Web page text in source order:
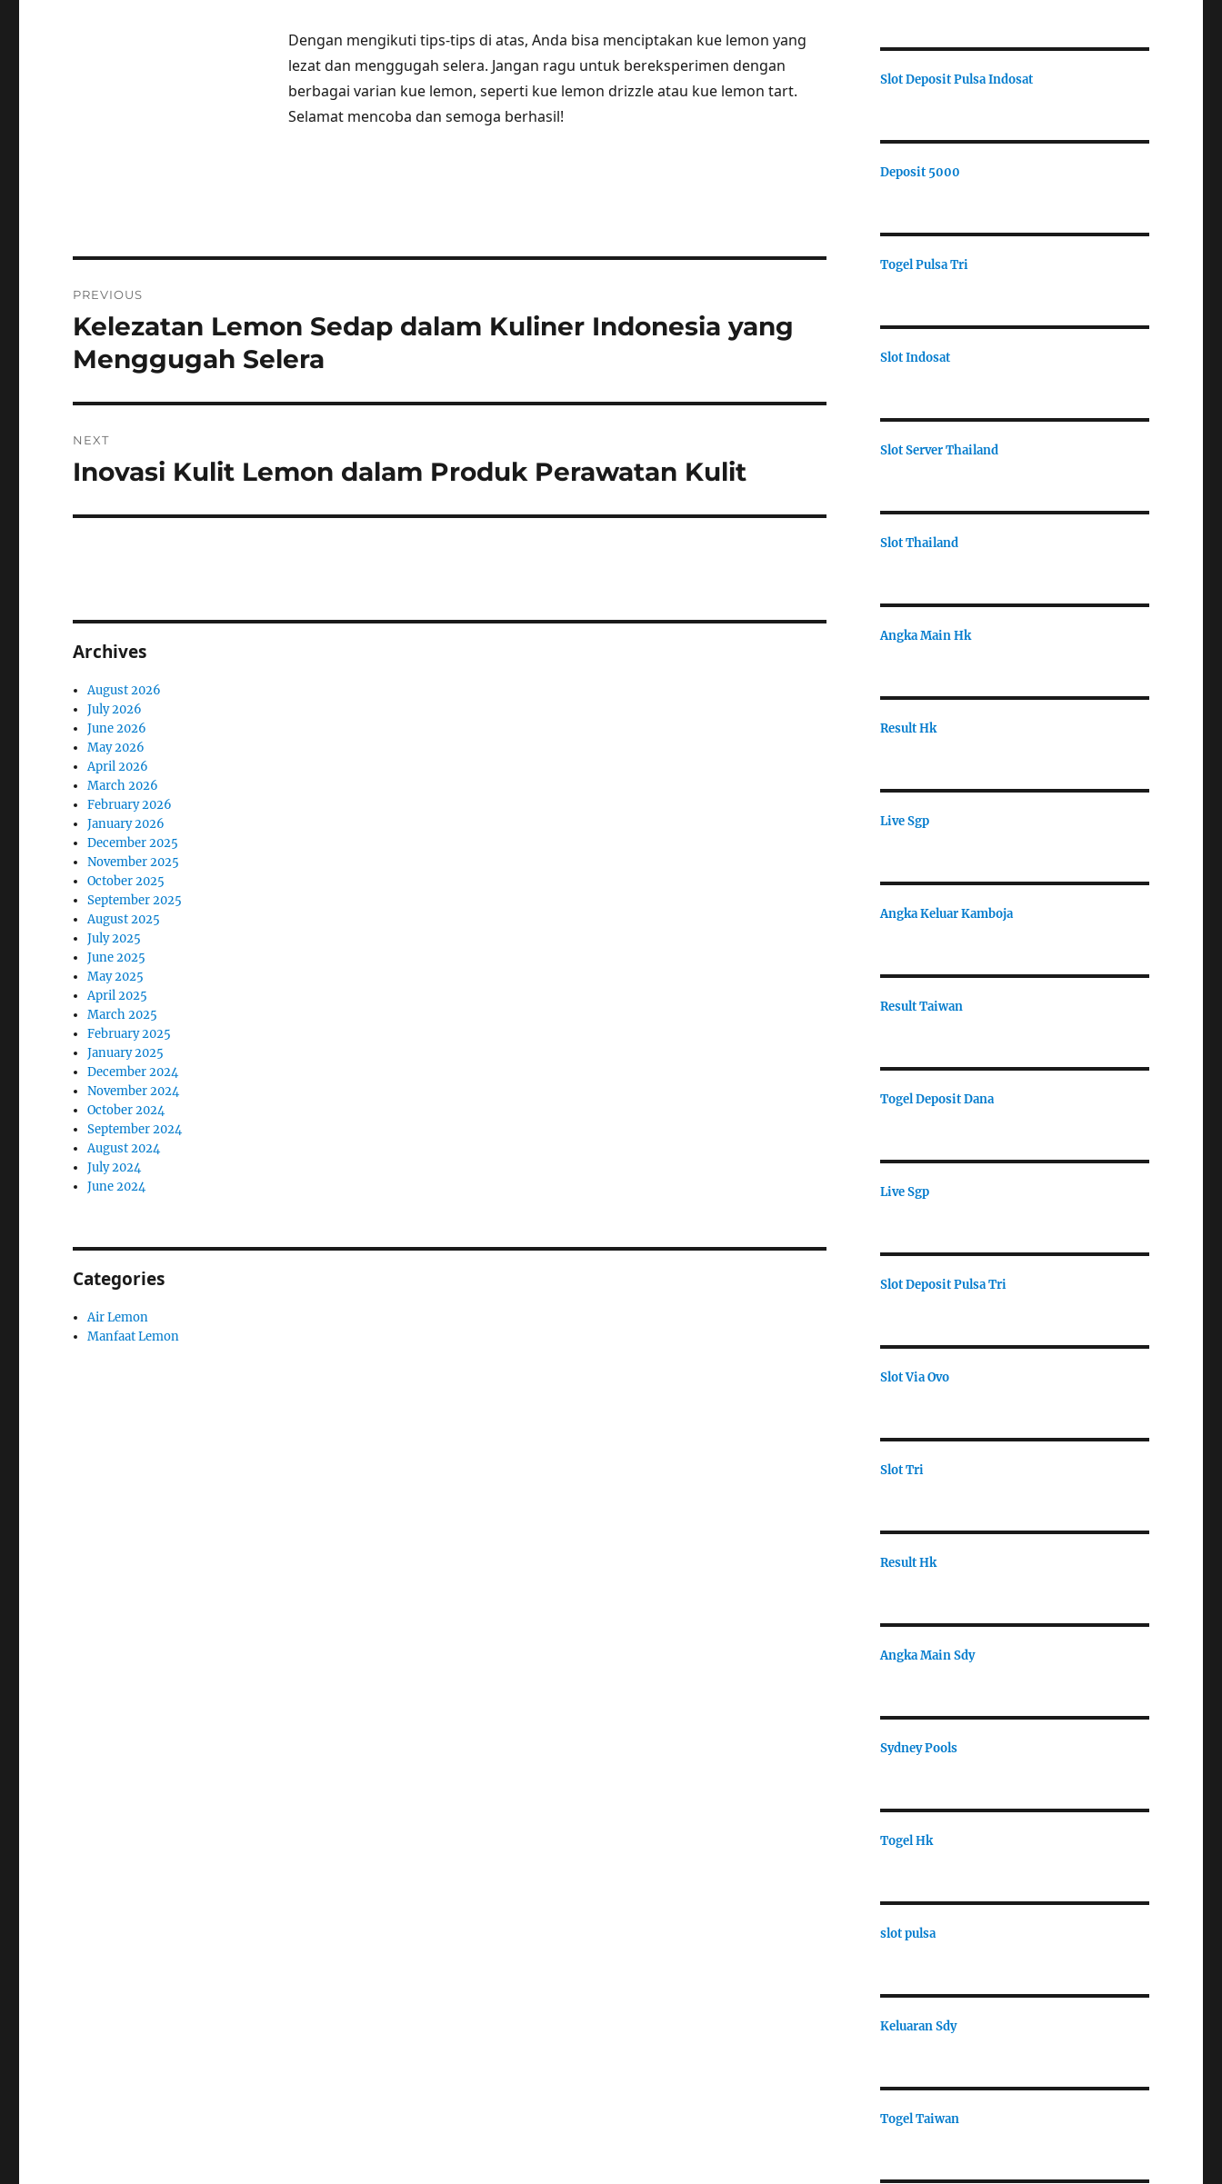
Dengan mengikuti tips-tips di atas, Anda bisa menciptakan kue lemon yang
lezat dan menggugah selera. Jangan ragu untuk bereksperimen dengan
berbagai varian kue lemon, seperti kue lemon drizzle atau kue lemon tart.
Selamat mencoba dan semoga berhasil!
navigation
PREVIOUS
Previous
post:
Kelezatan Lemon Sedap dalam Kuliner Indonesia yang
Menggugah Selera
NEXT
Next
Inovasi Kulit Lemon dalam Produk Perawatan Kulit
Archives
August 2026
July 2026
June 2026
May 2026
April 2026
March 2026
February 2026
January 2026
December 2025
November 2025
October 2025
September 2025
August 2025
July 2025
June 2025
May 2025
April 2025
March 2025
February 2025
January 2025
December 2024
November 2024
October 2024
September 2024
August 2024
July 2024
June 2024
Categories
Air Lemon
Manfaat Lemon
Slot Deposit Pulsa Indosat
Deposit 5000
Togel Pulsa Tri
Slot Indosat
Slot Server Thailand
Slot Thailand
Angka Main Hk
Result Hk
Live Sgp
Angka Keluar Kamboja
Result Taiwan
Togel Deposit Dana
Live Sgp
Slot Deposit Pulsa Tri
Slot Via Ovo
Slot Tri
Result Hk
Angka Main Sdy
Sydney Pools
Togel Hk
slot pulsa
Keluaran Sdy
Togel Taiwan